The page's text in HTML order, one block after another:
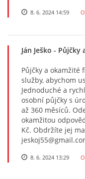
8. 6. 2024 14:59
Ján Ješko - Půjčky
Půjčky a okamžité
služby, abychom
Jednoduché a
osobní půjčky s
až 360 měsíců.
okamžitou
Kč. Obdržíte jej
8. 6. 2024 13:29